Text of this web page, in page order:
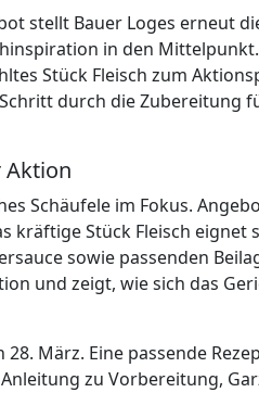
stellt Bauer Loges erneut
in den
Stück Fleisch zum
durch die Zubereitung
Aktion
Schäufele im Fokus.
kräftige Stück Fleisch eignet
sowie passenden
und zeigt, wie sich das
März. Eine passende
zu Vorbereitung,